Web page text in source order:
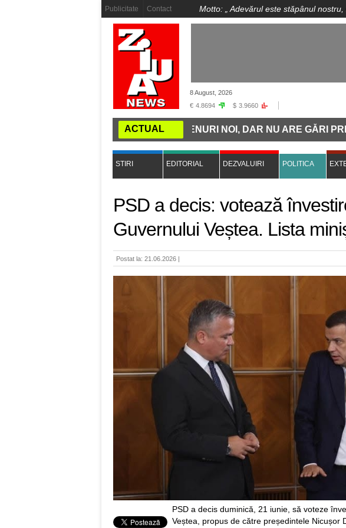
Publicitate Contact Motto: „ Adevărul este stăpânul
8 August, 2026
€ 4.8694 $ 3.9660
ACTUAL
MINȚII: ROMÂNIA CUMPĂRĂ TRENURI NOI, DAR NU ARE GĂRI
STIRI EDITORIAL DEZVALUIRI POLITICA
PSD a decis: votează
Guvernului Veștea. Lista
Postat la: 21.06.2026 |
PSD a decis duminică, 21 iunie, să voteze
Veștea, propus de către președintele Nicușor